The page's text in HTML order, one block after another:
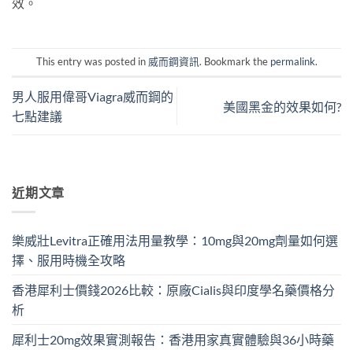
This entry was posted in 威而鋼資訊. Bookmark the permalink.
男人服用偉哥Viagra威而鋼的
七點建議
美國黑金的效果如何?
近期文章
樂威壯Levitra正確用法用量教學：10mg與20mg劑量如何選
擇、服用時機全攻略
香港犀利士價錢2026比較：原廠Cialis與印度學名藥價格分
析
犀利士20mg效果實測報告：香港用家真實體驗與36小時藥